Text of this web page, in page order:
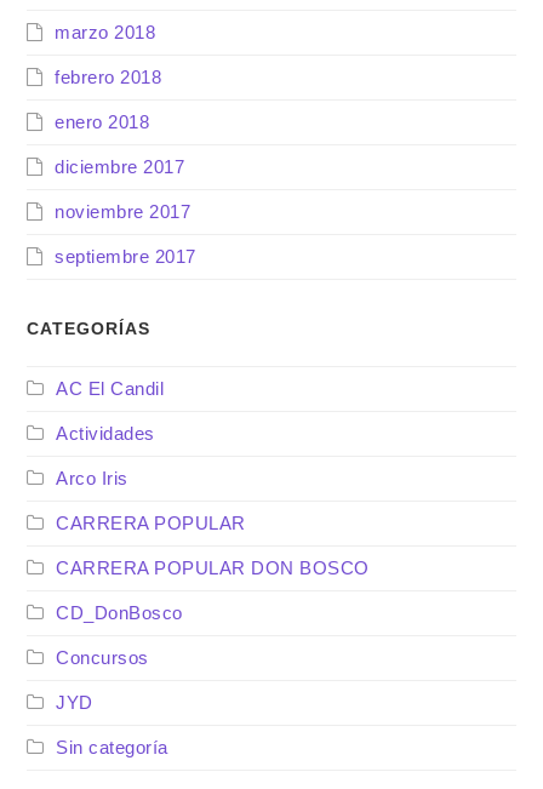
marzo 2018
febrero 2018
enero 2018
diciembre 2017
noviembre 2017
septiembre 2017
CATEGORÍAS
AC El Candil
Actividades
Arco Iris
CARRERA POPULAR
CARRERA POPULAR DON BOSCO
CD_DonBosco
Concursos
JYD
Sin categoría